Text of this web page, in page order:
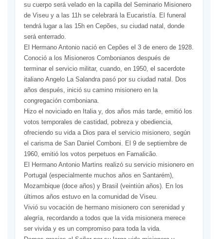
su cuerpo será velado en la capilla del Seminario Misionero
de Viseu y a las 11h se celebrará la Eucaristía. El funeral
tendrá lugar a las 15h en Cepões, su ciudad natal, donde
será enterrado.
El Hermano Antonio nació en Cepões el 3 de enero de 1928.
Conoció a los Misioneros Combonianos después de
terminar el servicio militar, cuando, en 1950, el sacerdote
italiano Angelo La Salandra pasó por su ciudad natal. Dos
años después, inició su camino misionero en la
congregación comboniana.
Hizo el noviciado en Italia y, dos años más tarde, emitió los
votos temporales de castidad, pobreza y obediencia,
ofreciendo su vida a Dios para el servicio misionero, según
el carisma de San Daniel Comboni. El 9 de septiembre de
1960, emitió los votos perpetuos en Famalicão.
El Hermano Antonio Martins realizó su servicio misionero en
Portugal (especialmente muchos años en Santarém),
Mozambique (doce años) y Brasil (veintiún años). En los
últimos años estuvo en la comunidad de Viseu.
Vivió su vocación de hermano misionero con serenidad y
alegría, recordando a todos que la vida misionera merece
ser vivida y es un compromiso para toda la vida.